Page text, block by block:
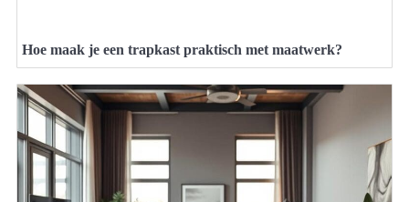
Hoe maak je een trapkast praktisch met maatwerk?